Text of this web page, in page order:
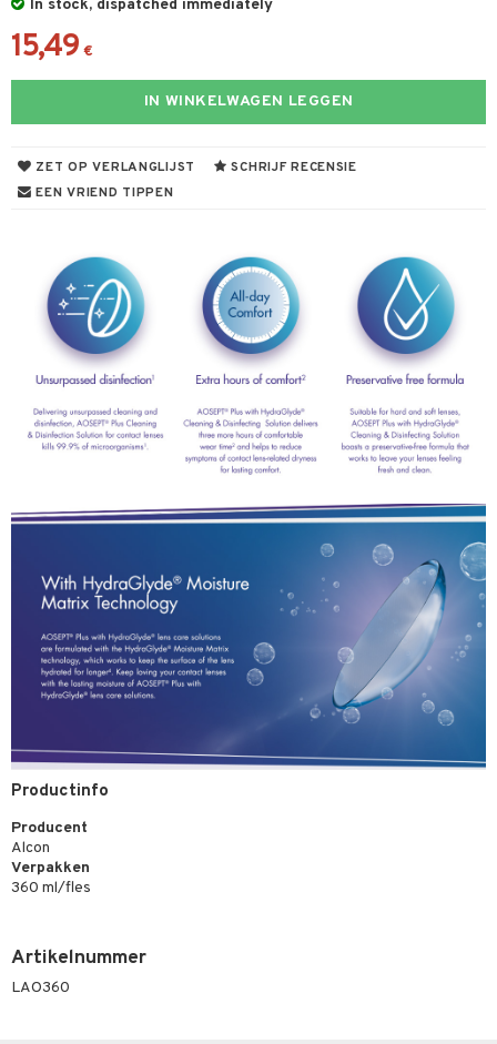
In stock, dispatched immediately
15,49 €
IN WINKELWAGEN LEGGEN
ZET OP VERLANGLIJST
SCHRIJF RECENSIE
EEN VRIEND TIPPEN
Productinfo
Producent
Alcon
Verpakken
360 ml/fles
Artikelnummer
LAO360